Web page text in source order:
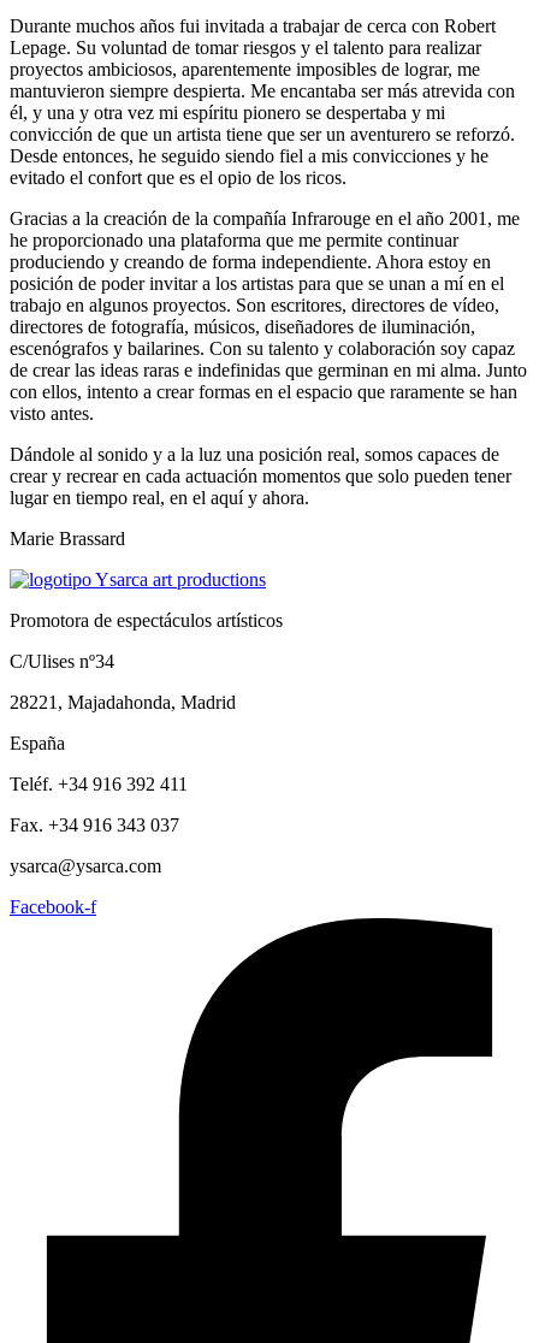
Durante muchos años fui invitada a trabajar de cerca con Robert
Lepage. Su voluntad de tomar riesgos y el talento para realizar
proyectos ambiciosos, aparentemente imposibles de lograr, me
mantuvieron siempre despierta. Me encantaba ser más atrevida con
él, y una y otra vez mi espíritu pionero se despertaba y mi
convicción de que un artista tiene que ser un aventurero se reforzó.
Desde entonces, he seguido siendo fiel a mis convicciones y he
evitado el confort que es el opio de los ricos.
Gracias a la creación de la compañía Infrarouge en el año 2001, me
he proporcionado una plataforma que me permite continuar
produciendo y creando de forma independiente. Ahora estoy en
posición de poder invitar a los artistas para que se unan a mí en el
trabajo en algunos proyectos. Son escritores, directores de vídeo,
directores de fotografía, músicos, diseñadores de iluminación,
escenógrafos y bailarines. Con su talento y colaboración soy capaz
de crear las ideas raras e indefinidas que germinan en mi alma. Junto
con ellos, intento a crear formas en el espacio que raramente se han
visto antes.
Dándole al sonido y a la luz una posición real, somos capaces de
crear y recrear en cada actuación momentos que solo pueden tener
lugar en tiempo real, en el aquí y ahora.
Marie Brassard
Promotora de espectáculos artísticos
C/Ulises nº34
28221, Majadahonda, Madrid
España
Teléf. +34 916 392 411
Fax. +34 916 343 037
ysarca@ysarca.com
Facebook-f